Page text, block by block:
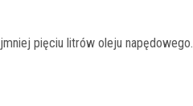
pięciu litrów oleju napędowego.